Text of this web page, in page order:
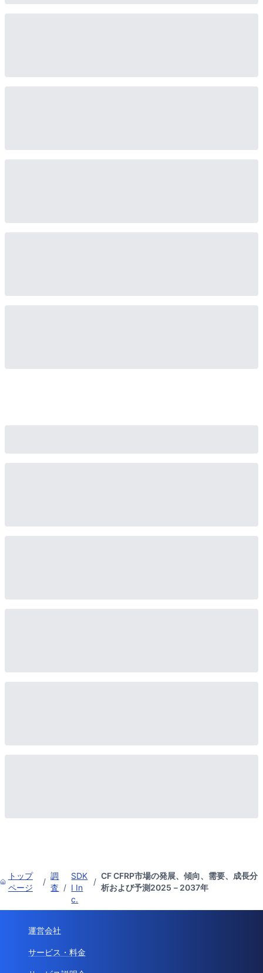
トップ
ページ
/
調
査 /
SDK
I In
c.
/
CF CFRP市場の発展、傾向、需要、成長分
析および予測2025－2037年
運営会社
サービス・料金